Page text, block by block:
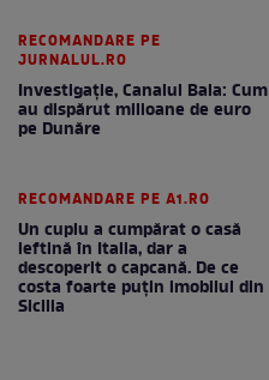
RECOMANDARE PE
JURNALUL.RO
Investigație, Canalul Bala: Cum
au dispărut milioane de euro
pe Dunăre
RECOMANDARE PE A1.RO
Un cuplu a cumpărat o casă
ieftină în Italia, dar a
descoperit o capcană. De ce
costa foarte puțin imobilul din
Sicilia